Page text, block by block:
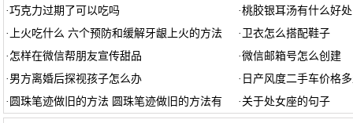
·巧克力过期了可以吃吗 ·桃胶银耳汤有什么好
· 上火吃什么 六个预防和缓解牙龈上火的方法 · 卫衣怎么搭配鞋子
· 怎样在微信帮朋友宣传甜品 ·微信邮箱号怎么创建
· 男方离婚后探视孩子怎么办 · 日产风度二手车价格多
· 圆珠笔迹做旧的方法 圆珠笔迹做旧的方法有 · 关于处女座的句子